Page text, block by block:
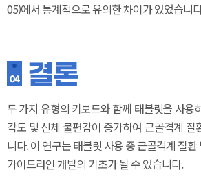
05)에서 통계적으로 유의한 차이가 있었습니
04 결론
두 가지 유형의 키보드와 함께 태블릿을 사용
각도 및 신체 불편감이 증가하여 근골격계 질
니다. 이 연구는 태블릿 사용 중 근골격계 질
가이드라인 개발의 기초가 될 수 있습니다.